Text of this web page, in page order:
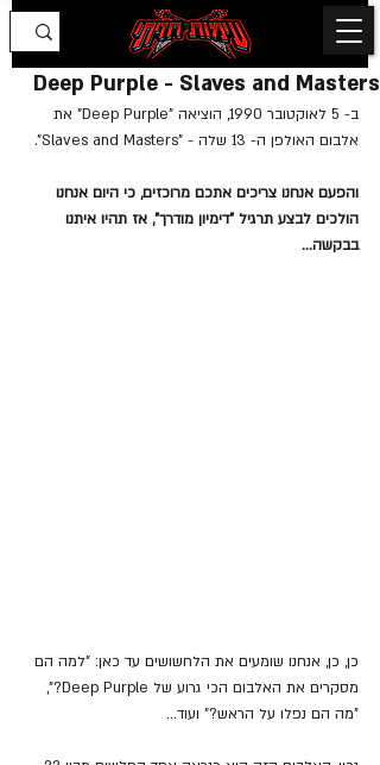
Deep Purple - Slaves and Masters
ב- 5 לאוקטובר 1990, הוציאה "Deep Purple" את
אלבום האולפן ה- 13 שלה - "Slaves and Masters"
.
והפעם אנחנו צריכים אתכם מרוכזים, כי היום אנחנו
הולכים לבצע תרגיל "דימיון מודרך", אז תהיו איתנו
בבקשה...
כן, כן, אנחנו שומעים את הלחשושים עד כאן: "למה הם
מסקרים את האלבום הכי גרוע של Deep Purple?",
"מה הם נפלו על הראש?" ועוד...